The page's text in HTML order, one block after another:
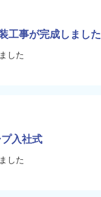
工事が完成しました
した
入社式
した